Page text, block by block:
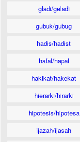
gladi/geladi
gubuk/gubug
hadis/hadist
hafal/hapal
hakikat/hakekat
hierarki/hirarki
hipotesis/hipotesa
ijazah/ijasah